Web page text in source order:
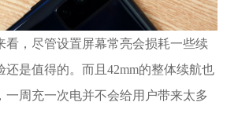
看，尽管设置屏幕常亮会损耗一些续
还是值得的。而且42mm的整体续航也
一周充一次电并不会给用户带来太多